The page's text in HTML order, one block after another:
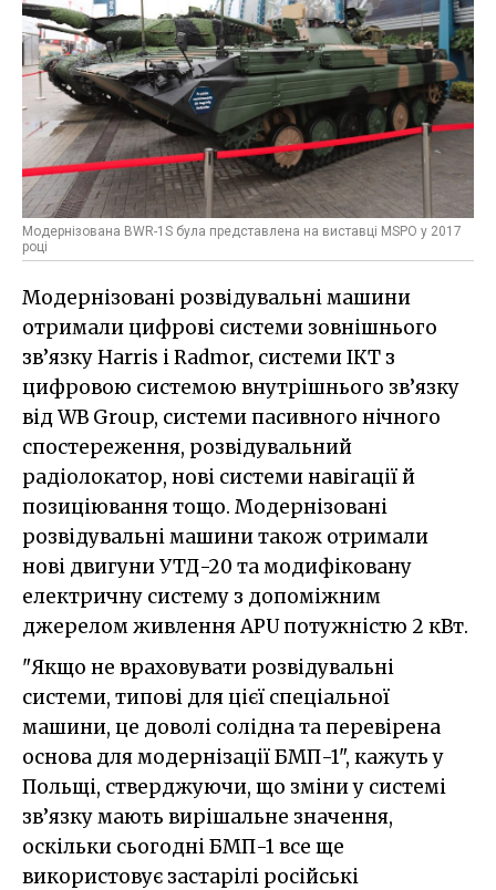
Модернізована BWR-1S була представлена на виставці MSPO у 2017
році
Модернізовані розвідувальні машини
отримали цифрові системи зовнішнього
зв’язку Harris і Radmor, системи ІКТ з
цифровою системою внутрішнього зв’язку
від WB Group, системи пасивного нічного
спостереження, розвідувальний
радіолокатор, нові системи навігації й
позиціювання тощо. Модернізовані
розвідувальні машини також отримали
нові двигуни УТД-20 та модифіковану
електричну систему з допоміжним
джерелом живлення APU потужністю 2 кВт.
"Якщо не враховувати розвідувальні
системи, типові для цієї спеціальної
машини, це доволі солідна та перевірена
основа для модернізації БМП-1", кажуть у
Польщі, стверджуючи, що зміни у системі
зв’язку мають вирішальне значення,
оскільки сьогодні БМП-1 все ще
використовує застарілі російські